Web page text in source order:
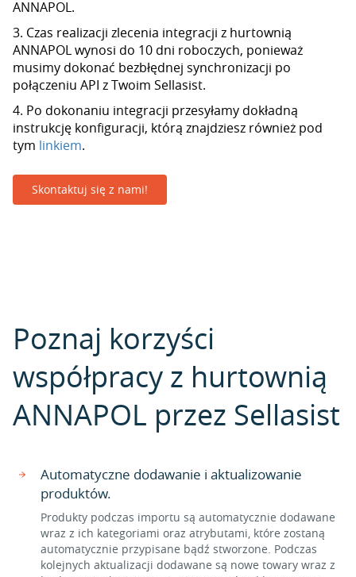
ANNAPOL.
3. Czas realizacji zlecenia integracji z hurtownią
ANNAPOL wynosi do 10 dni roboczych, ponieważ
musimy dokonać bezbłędnej synchronizacji po
połączeniu API z Twoim Sellasist.
4. Po dokonaniu integracji przesyłamy dokładną
instrukcję konfiguracji, którą znajdziesz również pod
tym linkiem.
Skontaktuj się z nami!
Poznaj korzyści
współpracy z hurtownią
ANNAPOL przez Sellasist
Automatyczne dodawanie i aktualizowanie
produktów.
Produkty podczas importu są automatycznie dodawane
wraz z ich kategoriami oraz atrybutami, które zostaną
automatycznie przypisane bądź stworzone. Podczas
kolejnych aktualizacji dodawane są nowe towary wraz z